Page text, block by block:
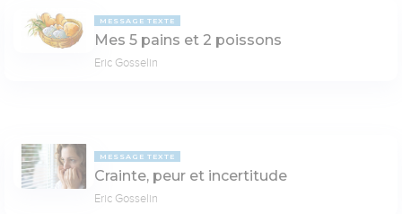
MESSAGE TEXTE
Mes 5 pains et 2 poissons
Eric Gosselin
MESSAGE TEXTE
Crainte, peur et incertitude
Eric Gosselin